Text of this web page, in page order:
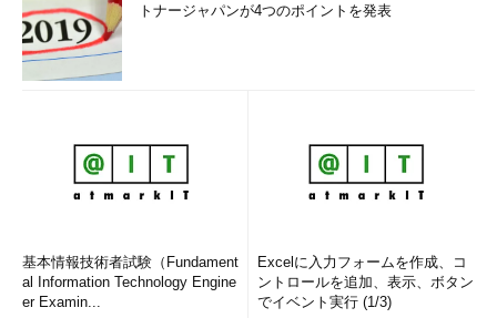
トナージャパンが4つのポイントを発表
基本情報技術者試験（Fundament
al Information Technology Engine
er Examin...
Excelに入力フォームを作成、コ
ントロールを追加、表示、ボタン
でイベント実行 (1/3)